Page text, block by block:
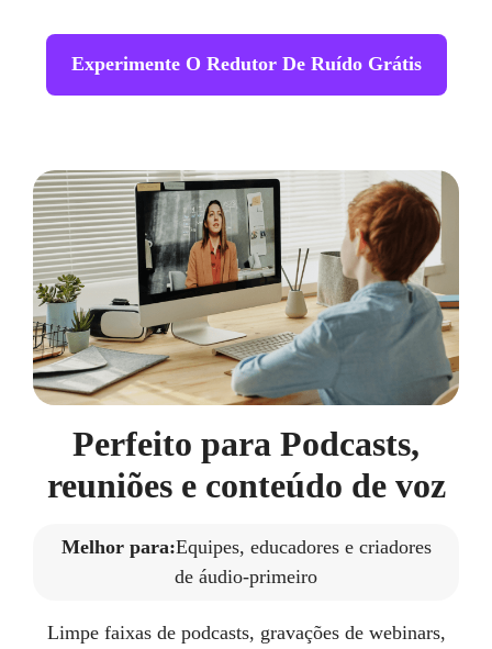
Experimente O Redutor De Ruído Grátis
Perfeito para Podcasts,
reuniões e conteúdo de voz
Melhor para:Equipes, educadores e criadores
de áudio-primeiro
Limpe faixas de podcasts, gravações de webinars,